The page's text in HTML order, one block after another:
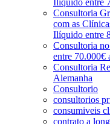
Consultoria
com as
Ilíquido entre
Consultoria
entre 70.000€
Consultoria
Alemanha
Consultorio
consultorios
consumiveis
contrato a